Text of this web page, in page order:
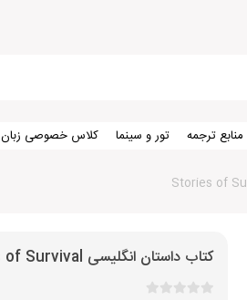
منابع ترجمه تور و سینما کلاس خصوصی زبان
کتاب داستان انگلیسی Stories of Survival